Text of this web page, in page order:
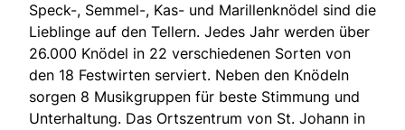
Speck-, Semmel-, Kas- und Marillenknödel sind die
Lieblinge auf den Tellern. Jedes Jahr werden über
26.000 Knödel in 22 verschiedenen Sorten von
den 18 Festwirten serviert. Neben den Knödeln
sorgen 8 Musikgruppen für beste Stimmung und
Unterhaltung. Das Ortszentrum von St. Johann in